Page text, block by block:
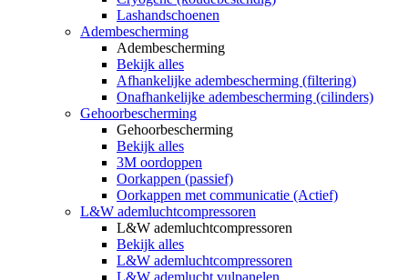
Lashandschoenen
Adembescherming
Adembescherming
Bekijk alles
Afhankelijke adembescherming (filtering)
Onafhankelijke adembescherming (cilinders)
Gehoorbescherming
Gehoorbescherming
Bekijk alles
3M oordoppen
Oorkappen (passief)
Oorkappen met communicatie (Actief)
L&W ademluchtcompressoren
L&W ademluchtcompressoren
Bekijk alles
L&W ademluchtcompressoren
L&W ademlucht vulpanelen